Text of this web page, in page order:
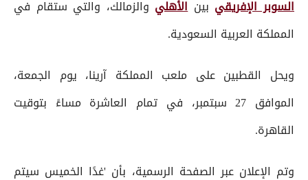
السوبر الإفريقي بينالأهلي والزمالك، والتي ستقام في
المملكة العربية السعودية.
ويحل القطبين على ملعب المملكة آرينا، يوم الجمعة،
الموافق 27 سبتمبر، في تمام العاشرة مساءً بتوقيت
القاهرة.
وتم الإعلان عبر الصفحة الرسمية، بأن 'غدًا الخميس سيتم